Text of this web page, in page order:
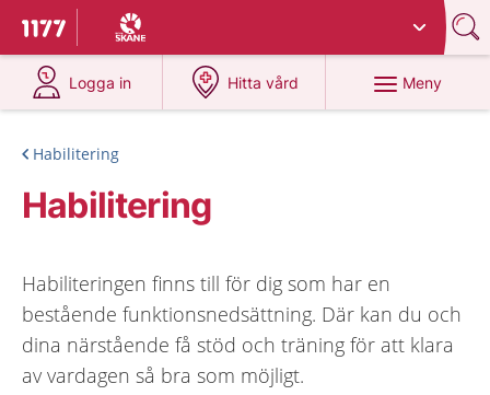
Till startsidan för 1177
Du har valt region
Logga in
på 1177.se
Hitta vård
på 1177.se
Meny
Habilitering
Habilitering
Habiliteringen finns till för dig som har en
bestående funktionsnedsättning. Där kan du och
dina närstående få stöd och träning för att klara
av vardagen så bra som möjligt.